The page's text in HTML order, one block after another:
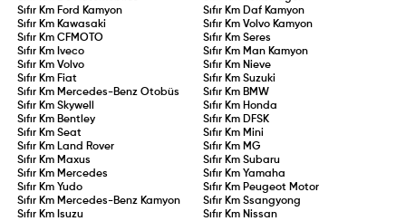
Sıfır Km Ford Kamyon Sıfır Km Daf Kamyon
Sıfır Km Kawasaki Sıfır Km Volvo Kamyon
Sıfır KmCFMOTO Sıfır Km Seres
Sıfır Km Iveco Sıfır Km Man Kamyon
Sıfır KmVolvo Sıfır Km Nieve
Sıfır Km Fiat Sıfır Km Suzuki
Sıfır Km Mercedes-Benz Otobüs Sıfır Km BMW
Sıfır KmSkywell Sıfır Km Honda
Sıfır Km Bentley Sıfır Km DFSK
Sıfır KmSeat Sıfır Km Mini
Sıfır Km Land Rover Sıfır Km MG
Sıfır Km Maxus Sıfır Km Subaru
Sıfır Km Mercedes Sıfır Km Yamaha
Sıfır KmYudo Sıfır Km Peugeot Motor
Sıfır Km Mercedes-Benz Kamyon Sıfır Km Ssangyong
Sıfır Km Isuzu Sıfır Km Nissan